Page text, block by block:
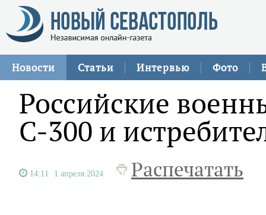
Новости Статьи Интервью Фото
Российские
С-300 и
14:11 1 апреля 2024 Распечатать